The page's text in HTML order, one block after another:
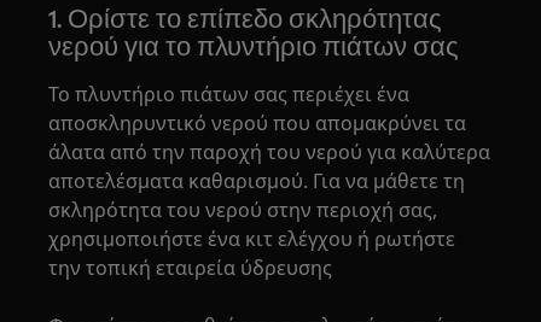
1. Ορίστε το επίπεδο σκληρότητας
νερού για το πλυντήριο πιάτων σας
Το πλυντήριο πιάτων σας περιέχει ένα
αποσκληρυντικό νερού που απομακρύνει τα
άλατα από την παροχή του νερού για καλύτερα
αποτελέσματα καθαρισμού. Για να μάθετε τη
σκληρότητα του νερού στην περιοχή σας,
χρησιμοποιήστε ένα κιτ ελέγχου ή ρωτήστε
την τοπική εταιρεία ύδρευσης